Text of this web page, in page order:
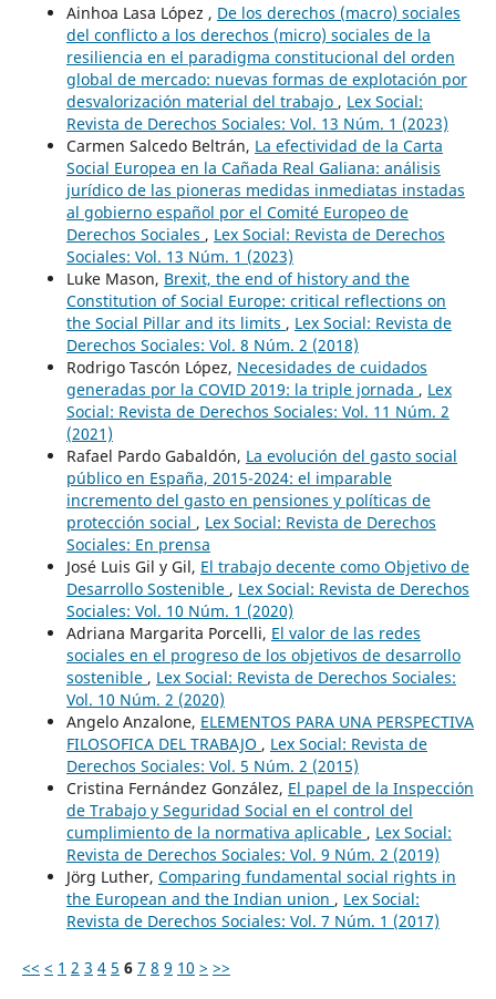
Ainhoa Lasa López , De los derechos (macro) sociales
del conflicto a los derechos (micro) sociales de la
resiliencia en el paradigma constitucional del orden
global de mercado: nuevas formas de explotación por
desvalorización material del trabajo , Lex Social:
Revista de Derechos Sociales: Vol. 13 Núm. 1 (2023)
Carmen Salcedo Beltrán, La efectividad de la Carta
Social Europea en la Cañada Real Galiana: análisis
jurídico de las pioneras medidas inmediatas instadas
al gobierno español por el Comité Europeo de
Derechos Sociales , Lex Social: Revista de Derechos
Sociales: Vol. 13 Núm. 1 (2023)
Luke Mason, Brexit, the end of history and the
Constitution of Social Europe: critical reflections on
the Social Pillar and its limits , Lex Social: Revista de
Derechos Sociales: Vol. 8 Núm. 2 (2018)
Rodrigo Tascón López, Necesidades de cuidados
generadas por la COVID 2019: la triple jornada , Lex
Social: Revista de Derechos Sociales: Vol. 11 Núm. 2
(2021)
Rafael Pardo Gabaldón, La evolución del gasto social
público en España, 2015-2024: el imparable
incremento del gasto en pensiones y políticas de
protección social , Lex Social: Revista de Derechos
Sociales: En prensa
José Luis Gil y Gil, El trabajo decente como Objetivo de
Desarrollo Sostenible , Lex Social: Revista de Derechos
Sociales: Vol. 10 Núm. 1 (2020)
Adriana Margarita Porcelli, El valor de las redes
sociales en el progreso de los objetivos de desarrollo
sostenible , Lex Social: Revista de Derechos Sociales:
Vol. 10 Núm. 2 (2020)
Angelo Anzalone, ELEMENTOS PARA UNA PERSPECTIVA
FILOSOFICA DEL TRABAJO , Lex Social: Revista de
Derechos Sociales: Vol. 5 Núm. 2 (2015)
Cristina Fernández González, El papel de la Inspección
de Trabajo y Seguridad Social en el control del
cumplimiento de la normativa aplicable , Lex Social:
Revista de Derechos Sociales: Vol. 9 Núm. 2 (2019)
Jörg Luther, Comparing fundamental social rights in
the European and the Indian union , Lex Social:
Revista de Derechos Sociales: Vol. 7 Núm. 1 (2017)
<< < 1 2 3 4 5 6 7 8 9 10 > >>